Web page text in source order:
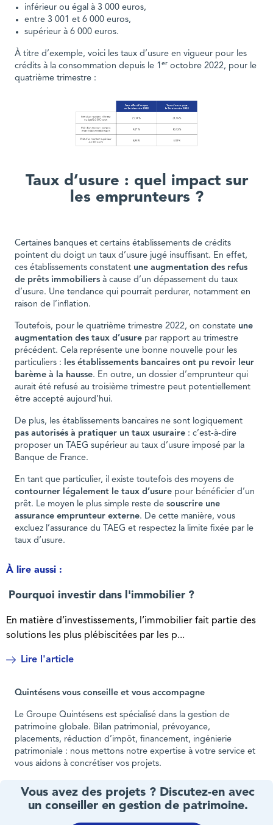
inférieur ou égal à 3 000 euros,
entre 3 001 et 6 000 euros,
supérieur à 6 000 euros.
À titre d’exemple, voici les taux d’usure en vigueur pour les
crédits à la consommation depuis le 1er octobre 2022, pour le
quatrième trimestre :
Taux d’usure : quel impact sur
les emprunteurs ?
Certaines banques et certains établissements de crédits
pointent du doigt un taux d’usure jugé insuffisant. En effet,
ces établissements constatent une augmentation des refus
de prêts immobiliers à cause d’un dépassement du taux
d’usure. Une tendance qui pourrait perdurer, notamment en
raison de l’inflation.
Toutefois, pour le quatrième trimestre 2022, on constate une
augmentation des taux d’usure par rapport au trimestre
précédent. Cela représente une bonne nouvelle pour les
particuliers : les établissements bancaires ont pu revoir leur
barème à la hausse. En outre, un dossier d’emprunteur qui
aurait été refusé au troisième trimestre peut potentiellement
être accepté aujourd’hui.
De plus, les établissements bancaires ne sont logiquement
pas autorisés à pratiquer un taux usuraire : c’est-à-dire
proposer un TAEG supérieur au taux d’usure imposé par la
Banque de France.
En tant que particulier, il existe toutefois des moyens de
contourner légalement le taux d’usure pour bénéficier d’un
prêt. Le moyen le plus simple reste de souscrire une
assurance emprunteur externe. De cette manière, vous
excluez l’assurance du TAEG et respectez la limite fixée par le
taux d’usure.
À lire aussi :
Pourquoi investir dans l'immobilier ?
En matière d’investissements, l’immobilier fait partie des
solutions les plus plébiscitées par les p...
Lire l'article
Quintésens vous conseille et vous accompagne
Le Groupe Quintésens est spécialisé dans la gestion de
patrimoine globale. Bilan patrimonial, prévoyance,
placements, réduction d’impôt, financement, ingénierie
patrimoniale : nous mettons notre expertise à votre service et
vous aidons à concrétiser vos projets.
Vous avez des projets ? Discutez-en avec
un conseiller en gestion de patrimoine.